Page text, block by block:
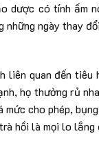
dược có tính ấm
những ngày thay
liên quan đến tiêu
họ thường rủ
cho phép,
hồi là mọi lo